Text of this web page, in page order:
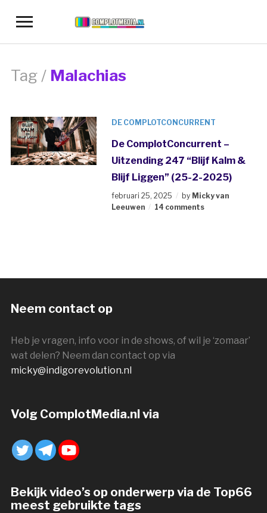
Toggle
navigation
Tag / Malachias
DE COMPLOTCONCURRENT
De ComplotConcurrent –
Uitzending 247 “Blijf Kalm &
Blijf Liggen” (25-2-2025)
februari 25, 2025 by Micky van
Leeuwen
14 comments
Neem contact op
Heb je vragen, info voor in de shows, of wil je ‘zomaar’
wat delen? Neem dan contact op via
micky@indigorevolution.nl
Volg ComplotMedia.nl via
Bekijk video’s op onderwerp via de Top66
meest gebruikte tags